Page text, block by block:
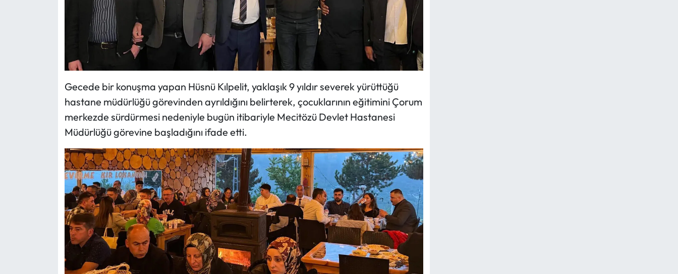
Gecede bir konuşma yapan Hüsnü Kılpelit, yaklaşık 9 yıldır severek yürüttüğü
hastane müdürlüğü görevinden ayrıldığını belirterek, çocuklarının eğitimini Çorum
merkezde sürdürmesi nedeniyle bugün itibariyle Mecitözü Devlet Hastanesi
Müdürlüğü görevine başladığını ifade etti.
Resmi Reklam
Sungurlu Haberleri
Uğurludağ Haberleri
Yayla Haber